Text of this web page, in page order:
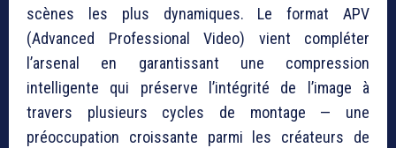
scènes les plus dynamiques. Le format APV
(Advanced Professional Video) vient compléter
l’arsenal en garantissant une compression
intelligente qui préserve l’intégrité de l’image à
travers plusieurs cycles de montage — une
préoccupation croissante parmi les créateurs de